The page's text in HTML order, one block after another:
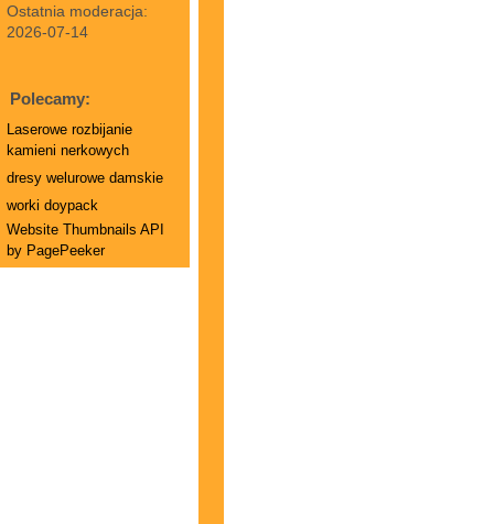
Ostatnia moderacja:
2026-07-14
Polecamy:
Laserowe rozbijanie
kamieni nerkowych
dresy welurowe damskie
worki doypack
Website Thumbnails API
by PagePeeker